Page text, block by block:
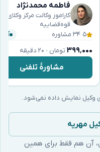
فاطمه محمدنژاد
کاراموز وکالت مرکز وکلای
قوه‌قضاییه
۵ ۳۴ مشاوره
۳۹۹٬۰۰۰ تومان · ۲۰ دقیقه
مشاورهٔ تلفنی
وکیل نمایش داده نمی‌شود.
مهریه
آن هم فقط برای همین